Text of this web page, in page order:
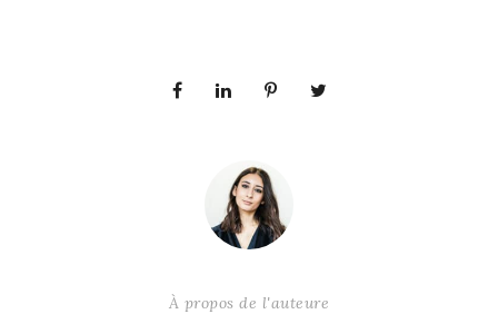
À propos de l'auteure